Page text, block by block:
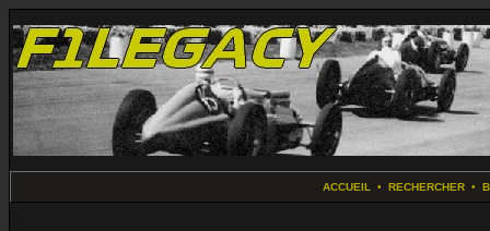
ACCUEIL • RECHERCHER •